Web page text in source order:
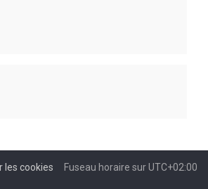
Fuseau horaire surUTC+02:00
les cookies